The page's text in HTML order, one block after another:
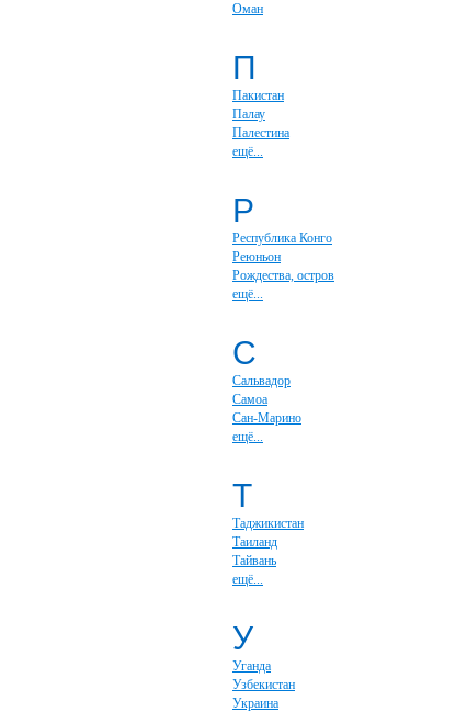
Оман
П
Пакистан
Палау
Палестина
ещё...
Р
Республика Конго
Реюньон
Рождества, остров
ещё...
С
Сальвадор
Самоа
Сан-Марино
ещё...
Т
Таджикистан
Таиланд
Тайвань
ещё...
У
Уганда
Узбекистан
Украина